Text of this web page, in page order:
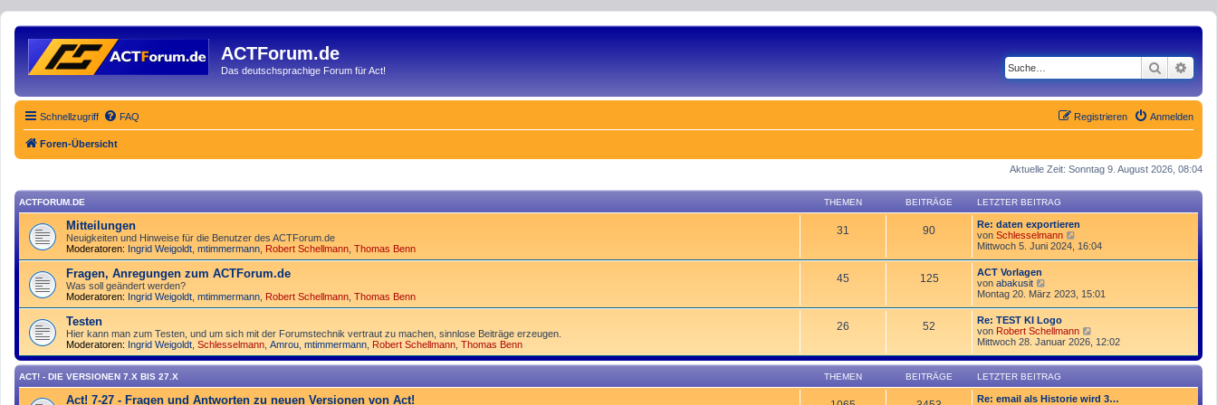
ACTForum.de
Das deutschsprachige Forum für Act! Suche
Schnellzugriff FAQ Anmelden
Registrieren
Foren-Übersicht
Aktuelle Zeit: Sonntag 9. August 2026, 08:04
ACTFORUM.DE THEMEN BEITRÄGE LETZTER BEITRAG
Mitteilungen
Neuigkeiten und Hinweise für die Benutzer des ACTForum.de
Moderatoren: Ingrid Weigoldt mtimmermann Robert Schellmann Thomas Benn
31 90
Re: daten exportieren
von Schlesselmann
e
e
r
e
i
t
r
g
Mittwoch 5. Juni 2024, 16:04
Fragen, Anregungen zum ACTForum.de
Was soll geändert werden?
Moderatoren: Ingrid Weigoldt mtimmermann Robert Schellmann Thomas Benn
45 125
ACT Vorlagen
von abakusit
e
s
t
e
r
B
e
i
t
Montag 20. März 2023, 15:01
Testen
Hier kann man zum Testen, und um sich mit der Forumstechnik vertraut zu machen, sinnlose Beiträge erzeugen.
Moderatoren: Ingrid Weigoldt Schlesselmann Amrou mtimmermann Robert Schellmann Thomas Benn
26 52
Re: TEST KI Logo
von Robert Schellmann
e
e
e
Mittwoch 28. Januar 2026, 12:02
ACT! - DIE VERSIONEN 7.X BIS 27.X THEMEN BEITRÄGE LETZTER BEITRAG
Act! 7-27 - Fragen und Antworten zu neuen Versionen von Act!
Re: email als Historie wird 3…